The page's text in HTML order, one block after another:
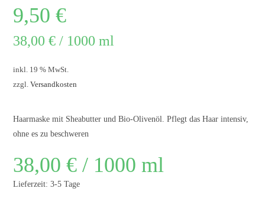
9,50€
38,00€ / 1000 ml
inkl. 19 % MwSt.
zzgl.Versandkosten
Haarmaske mit Sheabutter und Bio-Olivenöl. Pflegt das Haar intensiv,
ohne es zu beschweren
38,00€ / 1000 ml
Lieferzeit:3-5 Tage